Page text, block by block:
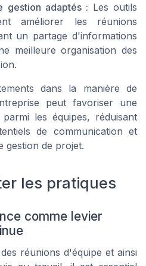
gestion adaptés : Les outils
améliorer les réunions
un partage d'informations
meilleure organisation des
dans la manière de
peut favoriser une
les équipes, réduisant
de communication et
gestion de projet.
les pratiques
comme levier
réunions d'équipe et ainsi